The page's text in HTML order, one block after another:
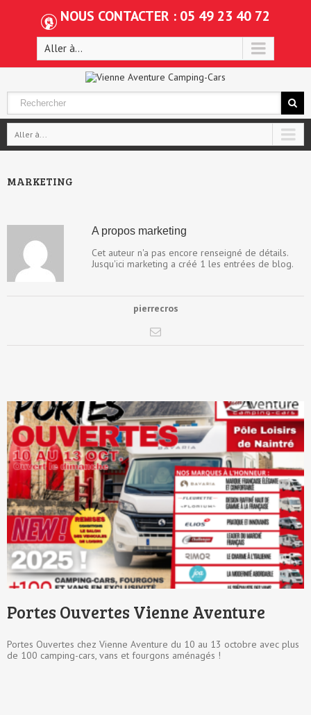
NOUS CONTACTER : 05 49 23 40 72
Aller à...
Aller à...
MARKETING
A propos marketing
Cet auteur n'a pas encore renseigné de détails.
Jusqu'ici marketing a créé 1 les entrées de blog.
pierrecros
Portes Ouvertes Vienne Aventure
Portes Ouvertes chez Vienne Aventure du 10 au 13 octobre avec plus
de 100 camping-cars, vans et fourgons aménagés !